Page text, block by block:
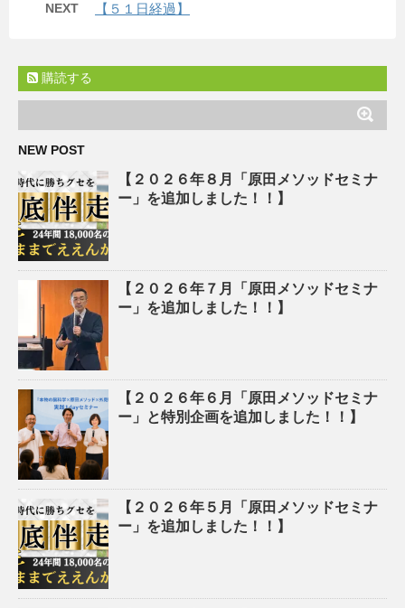
NEXT 【５１日経過】
購読する
NEW POST
【２０２６年８月「原田メソッドセミナ
ー」を追加しました！！】
【２０２６年７月「原田メソッドセミナ
ー」を追加しました！！】
【２０２６年６月「原田メソッドセミナ
ー」と特別企画を追加しました！！】
【２０２６年５月「原田メソッドセミナ
ー」を追加しました！！】